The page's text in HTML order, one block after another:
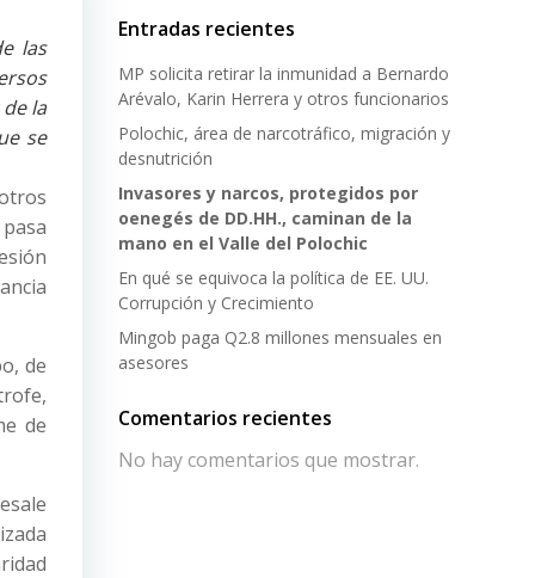
las
la
se
de
de
Entradas recientes
MP solicita retirar la inmunidad a Bernardo
Arévalo, Karin Herrera y otros funcionarios
Polochic, área de narcotráfico, migración y
desnutrición
Invasores y narcos, protegidos por
oenegés de DD.HH., caminan de la
mano en el Valle del Polochic
En qué se equivoca la política de EE. UU.
Corrupción y Crecimiento
Mingob paga Q2.8 millones mensuales en
asesores
Comentarios recientes
No hay comentarios que mostrar.